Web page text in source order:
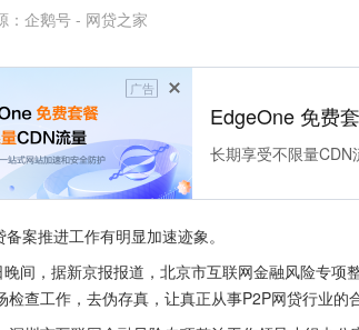
企鹅号 - 网贷之家
广告
EdgeOne 免费
长期享受不限量CDN
备案推进工作有明显加速迹象。
间，据新京报报道，北京市互联网金融风险专
检查工作，去伪存真，让真正从事P2P网贷行业的